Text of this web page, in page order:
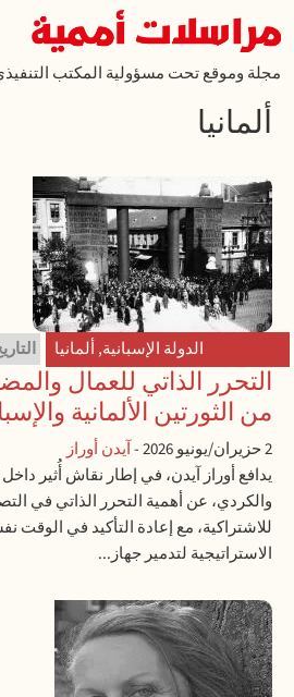
تجاوز إلى المحتوى الرئيسي
مجلة وموقع تحت مسؤولية المكتب
ألمانيا
الدولة الإسبانية, ألمانيا
التحرر الذاتي للعمال
من الثورتين الألمانية
2 حزيران/يونيو 2026 -آيدن أوراز
يدافع أوراز آيدن، في إطار نقاش أُثير
والكردي، عن أهمية التحرر الذاتي في
للاشتراكية، مع إعادة التأكيد في الوقت
الاستراتيجية لتدمير جهاز...